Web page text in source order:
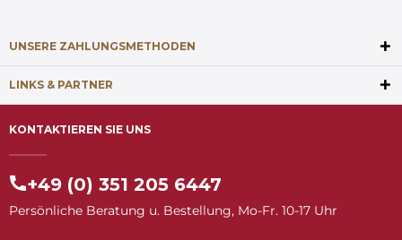
UNSERE ZAHLUNGSMETHODEN
LINKS & PARTNER
KONTAKTIEREN SIE UNS
+49 (0) 351 205 6447
Persönliche Beratung u. Bestellung, Mo-Fr. 10-17 Uhr